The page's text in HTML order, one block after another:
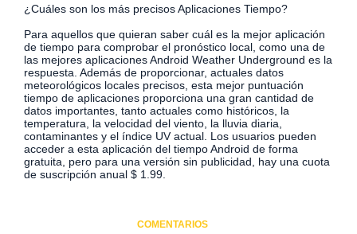
¿Cuáles son los más precisos Aplicaciones Tiempo?
Para aquellos que quieran saber cuál es la mejor aplicación
de tiempo para comprobar el pronóstico local, como una de
las mejores aplicaciones Android Weather Underground es la
respuesta. Además de proporcionar, actuales datos
meteorológicos locales precisos, esta mejor puntuación
tiempo de aplicaciones proporciona una gran cantidad de
datos importantes, tanto actuales como históricos, la
temperatura, la velocidad del viento, la lluvia diaria,
contaminantes y el índice UV actual. Los usuarios pueden
acceder a esta aplicación del tiempo Android de forma
gratuita, pero para una versión sin publicidad, hay una cuota
de suscripción anual $ 1.99.
COMENTARIOS